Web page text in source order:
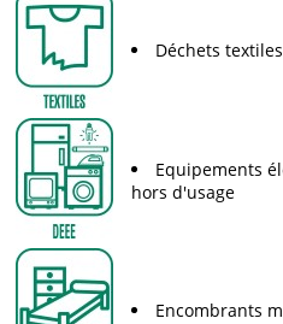
Déchets textiles
Equipements
hors d'usage
Encombrants